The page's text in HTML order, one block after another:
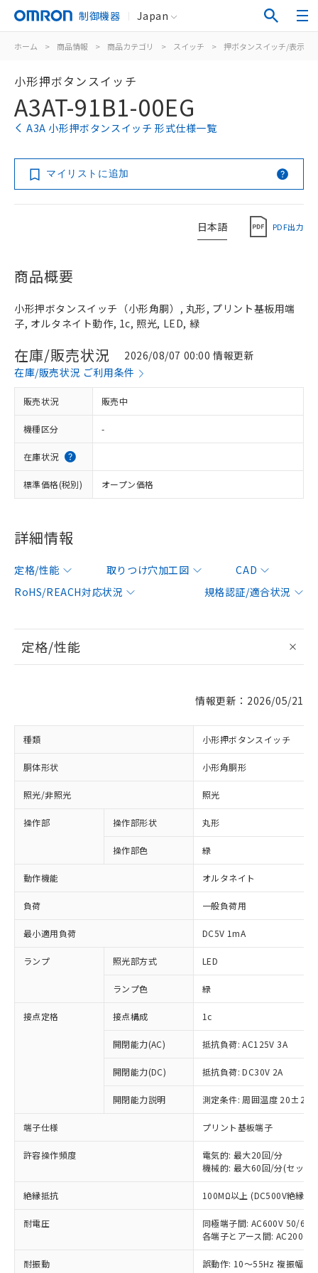
制御機器 Japan
ホーム > 商品情報 > 商品カテゴリ > スイッチ > 押ボタンスイッチ/表示灯
小形押ボタンスイッチ
A3AT-91B1-00EG
A3A 小形押ボタンスイッチ 形式仕様一覧
マイリストに追加
日本語 PDF出力
商品概要
小形押ボタンスイッチ（小形角胴）, 丸形, プリント基板用端
子, オルタネイト動作, 1c, 照光, LED, 緑
在庫/販売状況
2026/08/07 00:00 情報更新
在庫/販売状況 ご利用条件
販売状況 販売中
機種区分 -
在庫状況
標準価格(税別) オープン価格
詳細情報
定格/性能 取りつけ穴加工図
CAD
RoHS/REACH対応状況
規格認証/適合状況
定格/性能
情報更新：2026/05/21
種類 小形押ボタンスイッチ
胴体形状 小形角胴形
照光/非照光 照光
操作部 操作部形状 丸形
操作部色 緑
動作機能 オルタネイト
負荷 一般負荷用
最小適用負荷 DC5V 1mA
ランプ 照光部方式 LED
ランプ色 緑
接点定格 接点構成 1c
開閉能力(AC) 抵抗負荷: AC125V 3A
開閉能力(DC) 抵抗負荷: DC30V 2A
開閉能力説明 測定条件: 周囲温度 20±2℃
端子仕様 プリント基板端子
許容操作頻度
電気的: 最大20回/分
機械的: 最大60回/分(セット
絶縁抵抗 100MΩ以上 (DC500V絶縁抵
耐電圧
同極端子間: AC600V 50/
各端子とアース間:
耐振動 誤動作: 10～55Hz 複振幅
対応済み：EU RoHS指令（10物質）の
非含有に対応した製品が提供可能な商品で
対応予定：EU RoHS指令（10物質）の非含
有に対応した製品に切り替える予定のある